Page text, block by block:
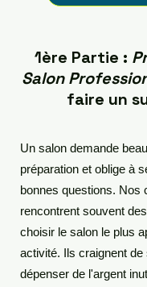
1ère Partie :
Salon
faire un
Un salon demande
préparation et oblige à
bonnes questions. Nos
rencontrent souvent
choisir le salon le plus
activité. Ils craignent
dépenser de l'argent